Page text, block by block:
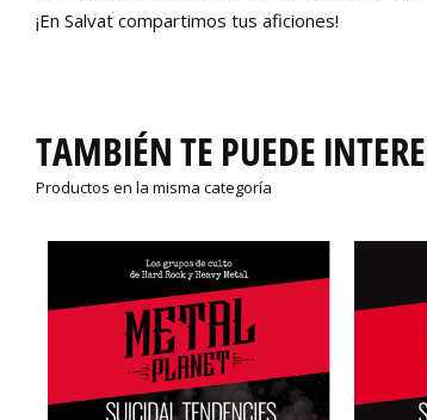
¡En Salvat compartimos tus aficiones!
TAMBIÉN TE PUEDE
Productos en la misma categoría